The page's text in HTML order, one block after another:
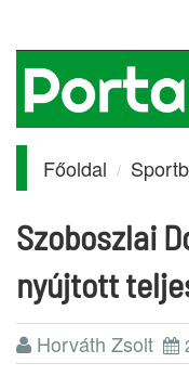
Főoldal
Szoboszlai
nyújtott
Horváth Zsolt